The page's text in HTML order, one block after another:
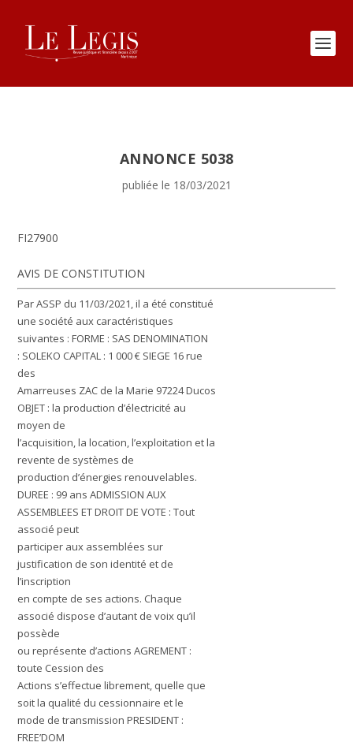
ANNONCE 5038
publiée le 18/03/2021
FI27900
AVIS DE CONSTITUTION
Par ASSP du 11/03/2021, il a été constitué
une société aux caractéristiques
suivantes :FORME : SASDENOMINATION
: SOLEKO CAPITAL : 1 000 € SIEGE 16 rue
des
Amarreuses ZAC de la Marie 97224 Ducos
OBJET : la production d’électricité au
moyen de
l’acquisition, la location, l’exploitation et la
revente de systèmes de
production d’énergies renouvelables.
DUREE : 99 ansADMISSION AUX
ASSEMBLEES ET DROIT DE VOTE : Tout
associé peut
participer aux assemblées sur
justification de son identité et de
l’inscription
en compte de ses actions. Chaque
associé dispose d’autant de voix qu’il
possède
ou représente d’actionsAGREMENT :
toute Cession des
Actions s’effectue librement, quelle que
soit la qualité du cessionnaire et le
mode de transmissionPRESIDENT :
FREE’DOM